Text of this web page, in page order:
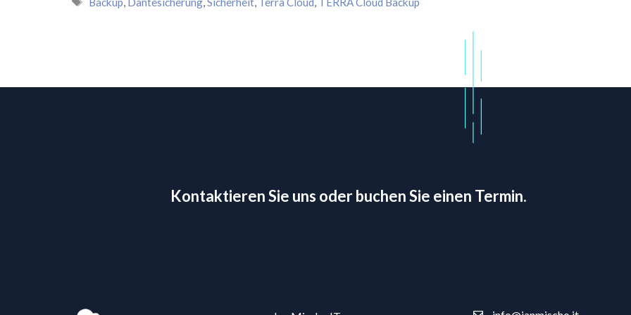
Kontaktieren Sie uns oder buchen Sie einen Termin.